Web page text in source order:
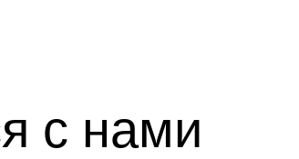
с нами